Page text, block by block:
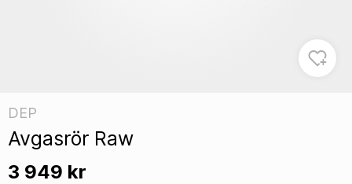
DEP
Avgasrör Raw
3 949 kr